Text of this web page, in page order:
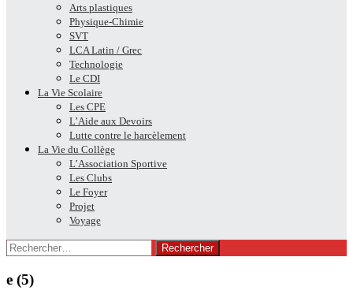
Arts plastiques
Physique-Chimie
SVT
LCA Latin / Grec
Technologie
Le CDI
La Vie Scolaire
Les CPE
L’Aide aux Devoirs
Lutte contre le harcèlement
La Vie du Collège
L’Association Sportive
Les Clubs
Le Foyer
Projet
Voyage
Rechercher :
e (5)